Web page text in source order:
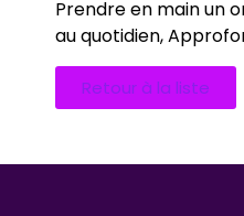
Prendre en main un
au quotidien,
Retour à la liste